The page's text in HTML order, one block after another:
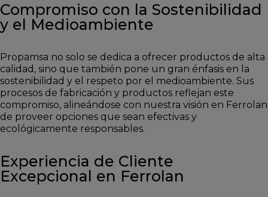
Compromiso con la Sostenibilidad
y el Medioambiente
Propamsa no solo se dedica a ofrecer productos de alta
calidad, sino que también pone un gran énfasis en la
sostenibilidad y el respeto por el medioambiente. Sus
procesos de fabricación y productos reflejan este
compromiso, alineándose con nuestra visión en Ferrolan
de proveer opciones que sean efectivas y
ecológicamente responsables.
Experiencia de Cliente
Excepcional en Ferrolan